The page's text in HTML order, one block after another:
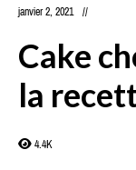
janvier 2, 2021
Cake
la
4.4K